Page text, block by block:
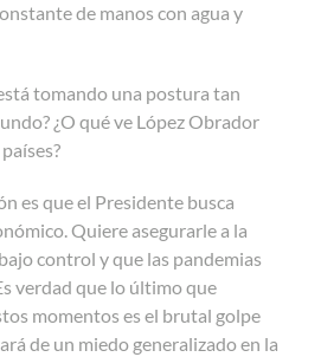
de manos con agua y
tomando una postura tan
¿O qué ve López Obrador
es que el Presidente busca
Quiere asegurarle a la
control y que las pandemias
verdad que lo último que
momentos es el brutal golpe
de un miedo generalizado en la